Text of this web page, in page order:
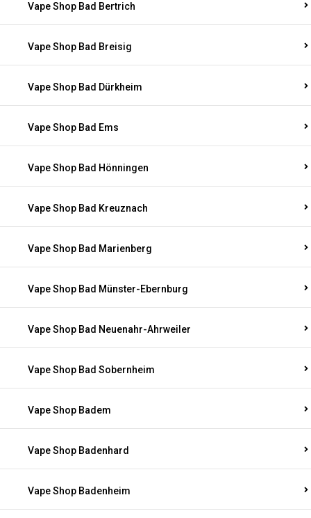
Vape Shop Bad Bertrich
Vape Shop Bad Breisig
Vape Shop Bad Dürkheim
Vape Shop Bad Ems
Vape Shop Bad Hönningen
Vape Shop Bad Kreuznach
Vape Shop Bad Marienberg
Vape Shop Bad Münster-Ebernburg
Vape Shop Bad Neuenahr-Ahrweiler
Vape Shop Bad Sobernheim
Vape Shop Badem
Vape Shop Badenhard
Vape Shop Badenheim